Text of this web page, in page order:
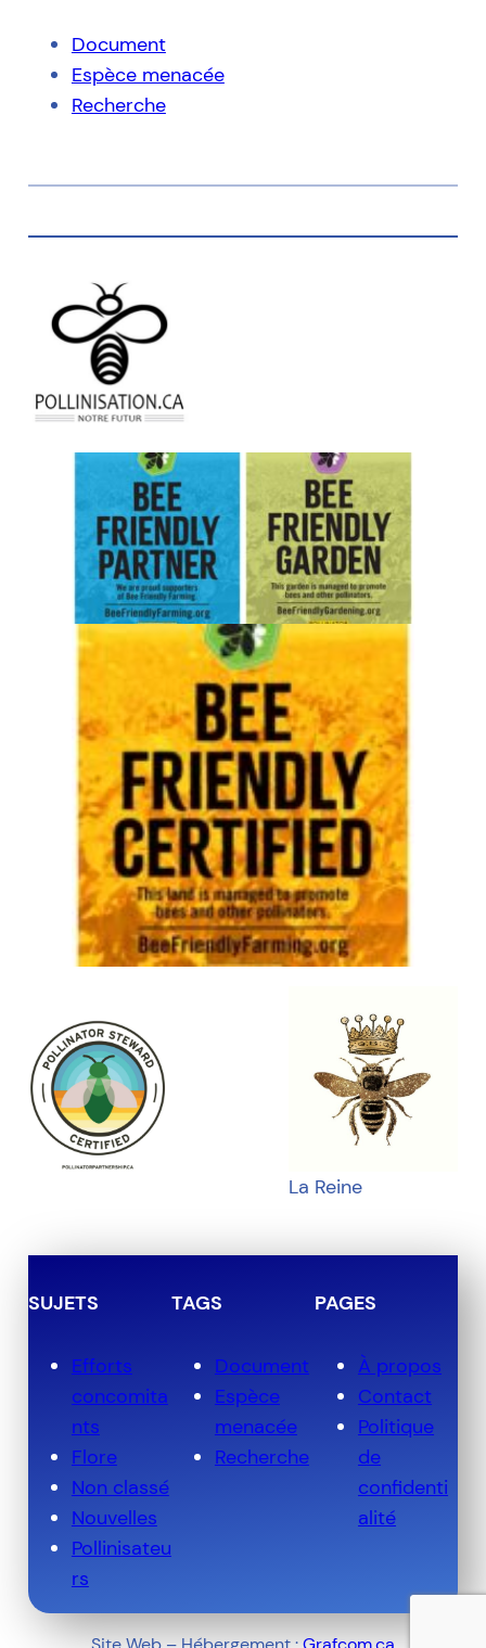
Document
Espèce menacée
Recherche
La Reine
SUJETS
Efforts
concomita
nts
Flore
Non classé
Nouvelles
Pollinisateu
rs
TAGS
Document
Espèce
menacée
Recherche
PAGES
À propos
Contact
Politique
de
confidenti
alité